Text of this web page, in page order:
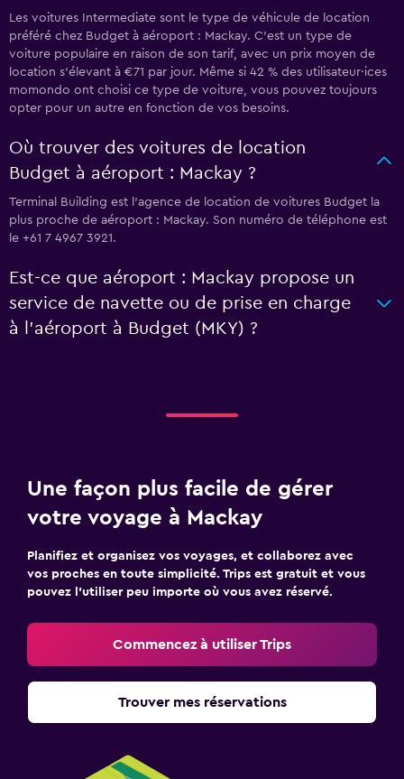
Les voitures Intermediate sont le type de véhicule de location
préféré chez Budget à aéroport : Mackay. C'est un type de
voiture populaire en raison de son tarif, avec un prix moyen de
location s'élevant à €71 par jour. Même si 42 % des utilisateur·ices
momondo ont choisi ce type de voiture, vous pouvez toujours
opter pour un autre en fonction de vos besoins.
Où trouver des voitures de location
Budget à aéroport : Mackay ?
Terminal Building est l'agence de location de voitures Budget la
plus proche de aéroport : Mackay. Son numéro de téléphone est
le +61 7 4967 3921.
Est-ce que aéroport : Mackay propose un
service de navette ou de prise en charge
à l’aéroport à Budget (MKY) ?
Une façon plus facile de gérer
votre voyage à Mackay
Planifiez et organisez vos voyages, et collaborez avec
vos proches en toute simplicité. Trips est gratuit et vous
pouvez l’utiliser peu importe où vous avez réservé.
Commencez à utiliser Trips
Trouver mes réservations